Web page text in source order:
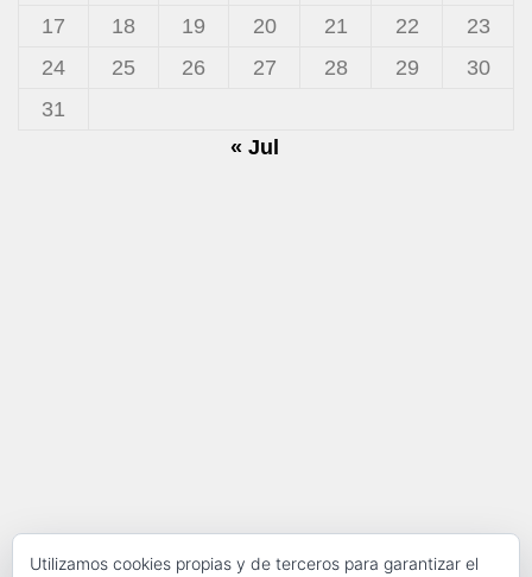
17
18 19 20 21 22
23
24
25 26 27 28 29
30
31
« Jul
Utilizamos cookies propias y de terceros para garantizar el